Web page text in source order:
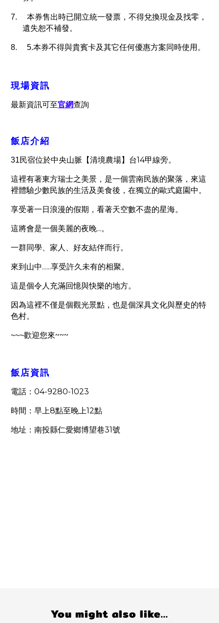
7.
本券售出時已開立統一發票，不得兌換現金及找零，
遺失恕不補發。
8. 5.本券不得與貴賓卡及其它任何優惠方案同時使用。
現場資訊
最新資訊可至官網查詢
飯店介紹
31民宿位於中央山脈【清境農場】台14甲線旁。
這裡有著東方瑞士之美景，是一個雲南民族的聚落，來這
裡體驗少數民族的生活及美食後，在獨立的歐式庭園中。
享受著一日浪漫的假期，看著天空數不盡的星海。
這將會是一個美麗的夜晚...。
一群同學、家人、好友結伴而行。
來到山中......享受許久未有的相聚。
這是個令人充滿回憶與快樂的地方。
因為這裡不僅是個觀光景點，也是個深具文化與歷史的特
色村。
~~~歡迎您來~~~
飯店資訊
電話： 04-9280-1023
時間：早上8點至晚上12點
地址：南投縣仁愛鄉博望巷31號
You might also like...